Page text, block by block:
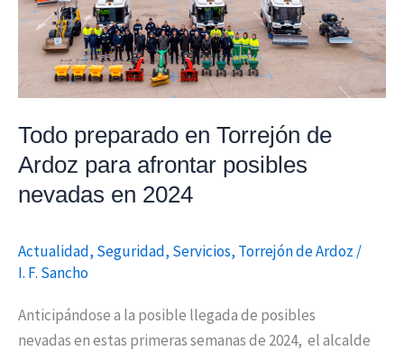
Todo preparado en Torrejón de
Ardoz para afrontar posibles
nevadas en 2024
Actualidad, Seguridad, Servicios, Torrejón de Ardoz /
I. F. Sancho
Anticipándose a la posible llegada de posibles
nevadas en estas primeras semanas de 2024, el alcalde
Ardoz
para
afrontar
posibles
en
2024